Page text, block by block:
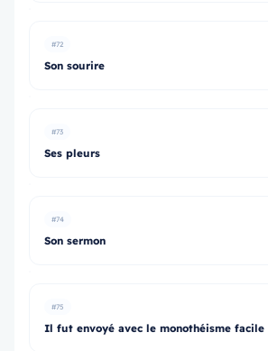
#72
Son sourire
#73
Ses pleurs
#74
Son sermon
#75
Il fut envoyé avec le monothéisme facile